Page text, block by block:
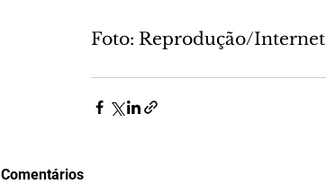
Foto: Reprodução/Internet
Comentários